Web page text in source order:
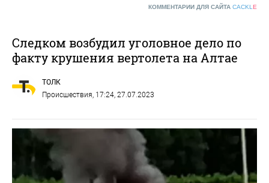
КОММЕНТАРИИ ДЛЯ САЙТА CACKL E
Следком возбудил уголовное дело по
факту крушения вертолета на Алтае
ТОЛК
Происшествия , 17:24, 27.07.2023